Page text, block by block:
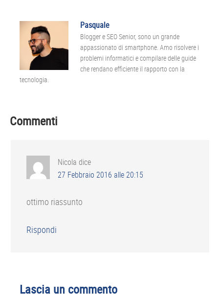
Pasquale
Blogger e SEO Senior, sono un grande
appassionato di smartphone. Amo risolvere i
problemi informatici e compilare delle guide
che rendano efficiente il rapporto con la
tecnologia.
Interazioni
lettore
Commenti
Nicola dice
27 Febbraio 2016 alle 20:15
ottimo riassunto
Rispondi
Lascia un commento